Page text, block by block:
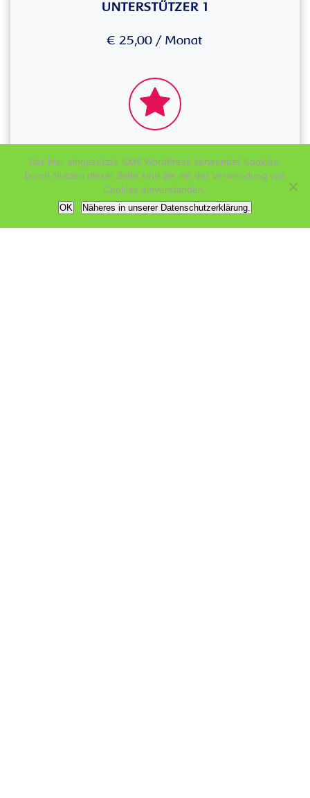
UNTERSTÜTZER 1
€ 25,00 / Monat
€ 50,00 / Monat
Das hier eingesetzte CMS WordPress verwendet Cookies.
Durch Nutzen dieser Seite sind Sie mit der Verwendung von
Cookies einverstanden.
OK Näheres in unserer Datenschutzerklärung.